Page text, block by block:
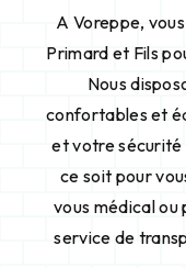
A Voreppe,
Primard et Fils
Nous
confortables et
et votre
ce soit pour
vous médical
service de